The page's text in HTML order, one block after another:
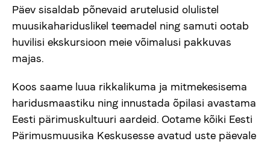
Päev sisaldab põnevaid arutelusid olulistel
muusikahariduslikel teemadel ning samuti ootab
huvilisi ekskursioon meie võimalusi pakkuvas
majas.
Koos saame luua rikkalikuma ja mitmekesisema
haridusmaastiku ning innustada õpilasi avastama
Eesti pärimuskultuuri aardeid. Ootame kõiki Eesti
Pärimusmuusika Keskusesse avatud uste päevale